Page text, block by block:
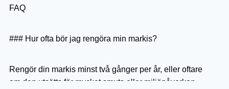
FAQ
### Hur ofta bör jag rengöra min markis?
Rengör din markis minst två gånger per år, eller oftare
om den utsätts för mycket smuts eller miljöpåverkan.